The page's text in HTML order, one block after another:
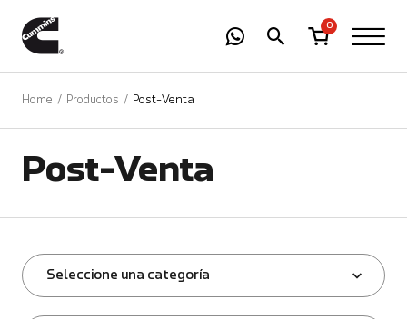
0
Home Productos Post-Venta
Post-Venta
Seleccione una categoría